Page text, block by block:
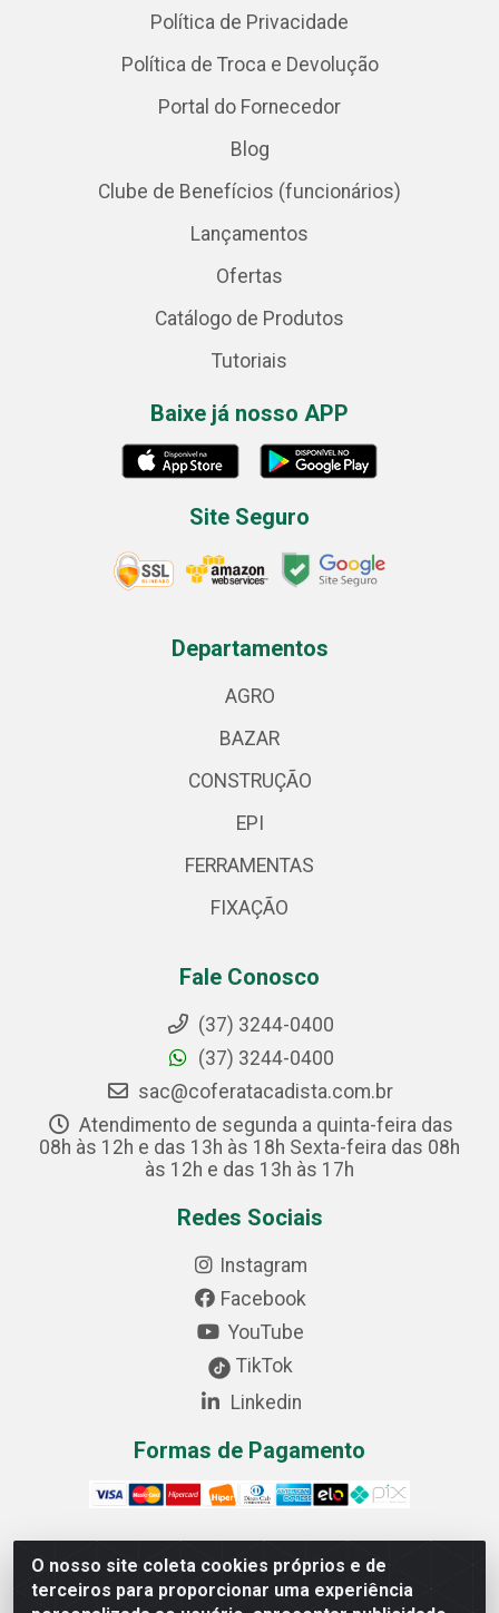
O nosso site coleta cookies próprios e de
terceiros para proporcionar uma experiência
Política de Privacidade
Política de Troca e Devolução
Portal do Fornecedor
Blog
Clube de Benefícios (funcionários)
Lançamentos
Ofertas
Catálogo de Produtos
Tutoriais
Baixe já nosso APP
Site Seguro
Departamentos
AGRO
BAZAR
CONSTRUÇÃO
EPI
FERRAMENTAS
FIXAÇÃO
Fale Conosco
(37) 3244-0400
(37) 3244-0400
sac@coferatacadista.com.br
Atendimento de segunda a quinta-feira das
08h às 12h e das 13h às 18h Sexta-feira das 08h
às 12h e das 13h às 17h
Redes Sociais
Instagram
Facebook
YouTube
TikTok
Linkedin
Formas de Pagamento
Cofer Importadora e Distribuidora LTDA - Avenida
Progresso, 1829, Letra D - Centro Industrial, Carmo do